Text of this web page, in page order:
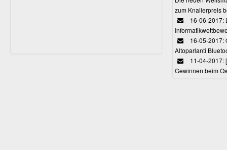
zum Knallerpreis
16-06-2017:
16-05-2017:
Altoparlanti
11-04-2017:
Gewinnen beim